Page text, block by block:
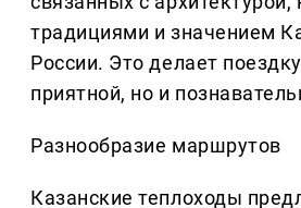
традициями и значением
России. Это делает
приятной, но и
Разнообразие маршрутов
Казанские теплоходы